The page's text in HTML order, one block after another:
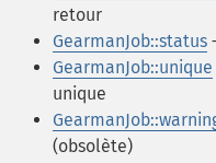
retour
GearmanJob::status
GearmanJob::unique
unique
(obsolète)